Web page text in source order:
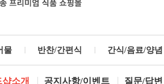
물 반찬/간편식 간식/음료/양념
샵소개 공지사항/이벤트 질문/답변